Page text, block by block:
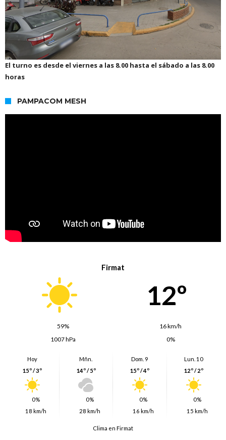
El turno es desde el viernes a las 8.00 hasta el sábado a las 8.00
horas
PAMPACOM MESH
Firmat
12º
59%
16 km/h
1007 hPa
0%
Hoy
15º / 3º
0%
18 km/h
Mñn.
14º / 5º
0%
28 km/h
Dom. 9
15º / 4º
0%
16 km/h
Lun. 10
12º / 2º
0%
15 km/h
Clima en Firmat